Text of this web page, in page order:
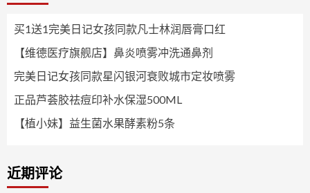
买1送1完美日记女孩同款凡士林润唇膏口红
【维德医疗旗舰店】鼻炎喷雾冲洗通鼻剂
完美日记女孩同款星闪银河衰败城市定妆喷雾
正品芦荟胶祛痘印补水保湿500ML
【植小妹】益生菌水果酵素粉5条
近期评论